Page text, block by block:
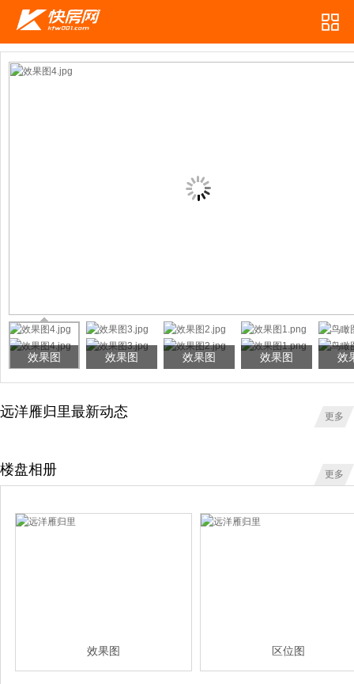
效果图 效果图 效果图 效果图 效
远洋雁归里最新动态 更多
楼盘相册 更多
效果图 区位图